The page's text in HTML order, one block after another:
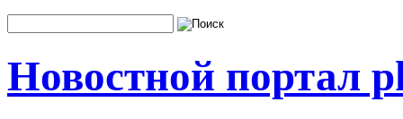
Новостной портал